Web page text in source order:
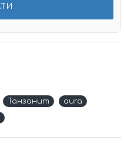
Танзанит
aura